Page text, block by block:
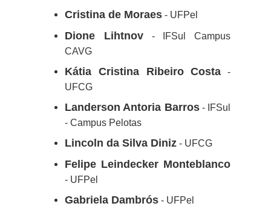
Cristina de Moraes - UFPel
Dione Lihtnov - IFSul Campus
CAVG
Kátia Cristina Ribeiro Costa -
UFCG
Landerson Antoria Barros- IFSul
- Campus Pelotas
Lincoln da Silva Diniz - UFCG
Felipe Leindecker Monteblanco
- UFPel
Gabriela Dambrós - UFPel